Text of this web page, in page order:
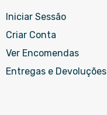
Iniciar Sessão
Criar Conta
Ver Encomendas
Entregas e Devoluções